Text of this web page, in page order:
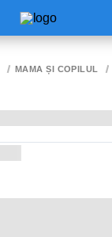
MAMA ȘI COPILUL